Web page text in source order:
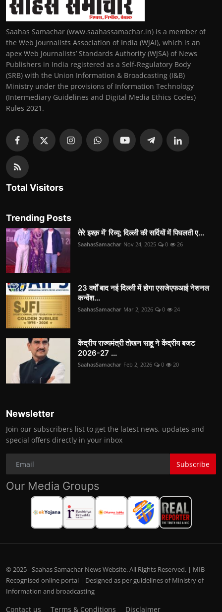
Saahas Samachar (www.saahassamachar.in) is a member of
the Web Journalists Association of India (WJAI), which is an
apex Web Journalists’ Standards Authority (WJSA) of News
Publishers in India registered as a Self-Regulatory Body
(SRB) with the Union Information & Broadcasting (I&B)
Ministry under the provisions of Information Technology
(Intermediary Guidelines and Digital Media Ethics Codes)
Rules 2021.
Total Visitors
Trending Posts
तेरे इश्क़ में’ रिव्यू: दिल्ली की सर्दियों में पिघलती ए...
SaahasSamachar Nov 24, 2025 0 26
23 वर्षों बाद नई दिल्ली में होगा एसजेएफआई नेशनल
कन्वेंश...
SaahasSamachar Mar 2, 2026 0 24
केंद्रीय राज्यमंत्री तोखन साहू ने केंद्रीय बजट
2026-27 ...
SaahasSamachar Feb 2, 2026 0 20
Newsletter
Join our subscribers list to get the latest news, updates and
special offers directly in your inbox
Subscribe
Our Media Groups
© 2025 - Saahas Samachar News Website. All Rights Reserved. | MIB
Recognised online portal | Designed as per guidelines of Ministry of
Information and broadcasting
Contact us Terms & Conditions Disclaimer